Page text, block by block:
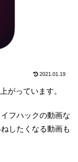
2021.01.19
がっています。
フハックの動画な
したくなる動画も